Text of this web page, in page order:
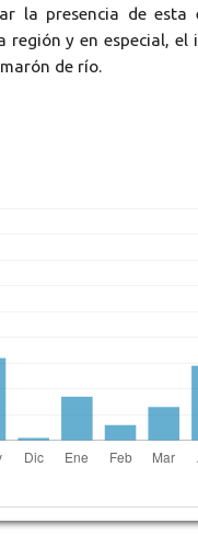
la presencia de esta
región y en especial, el
de río.